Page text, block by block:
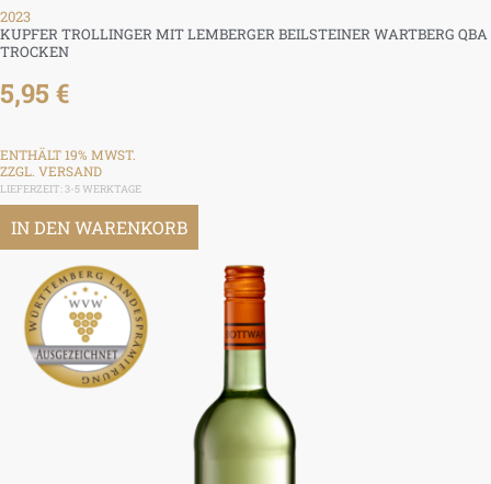
2023
KUPFER TROLLINGER MIT LEMBERGER BEILSTEINER WARTBERG QBA
TROCKEN
5,95 €
ENTHÄLT 19% MWST.
ZZGL. VERSAND
LIEFERZEIT: 3-5 WERKTAGE
IN DEN WARENKORB